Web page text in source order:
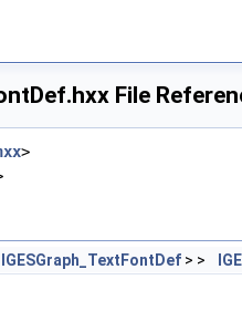
File
>
IGESGraph_TextFontDef > >